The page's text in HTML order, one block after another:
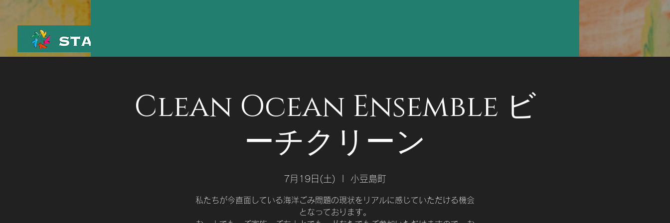
Clean Ocean Ensemble ビ
ーチクリーン
7月19日(土) 小豆島町
私たちが今直面している海洋ごみ問題の現状をリアルに感じていただける機会
となっております。